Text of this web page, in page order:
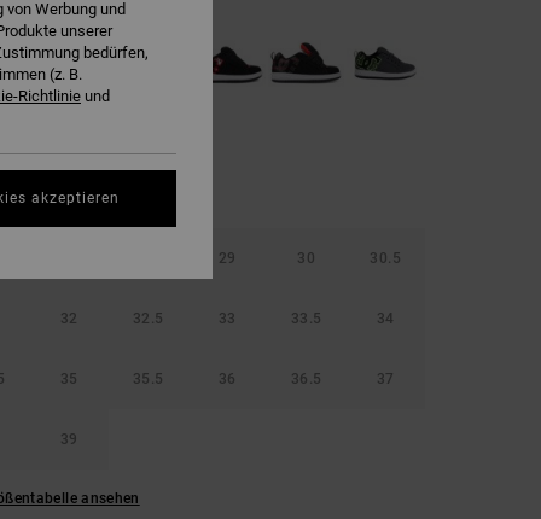
29 30 30.5
32 32.5 33 33.5 34
35 35.5 36 36.5 37
39
ansehen
Werbung und
unserer
bedürfen,
(z. B.
Richtlinie und
akzeptieren